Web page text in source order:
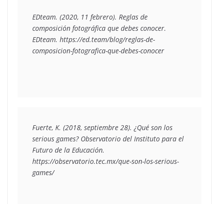
EDteam. (2020, 11 febrero). Reglas de
composición fotográfica que debes conocer.
EDteam. https://ed.team/blog/reglas-de-
composicion-fotografica-que-debes-conocer
Fuerte, K. (2018, septiembre 28). ¿Qué son los
serious games? Observatorio del Instituto para el
Futuro de la Educación.
https://observatorio.tec.mx/que-son-los-serious-
games/